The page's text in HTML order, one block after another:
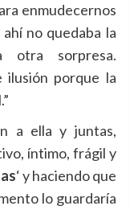
enmudecernos
ahí no quedaba la
otra sorpresa.
ilusión porque la
a ella y juntas,
íntimo, frágil y
‘ y haciendo que
lo guardaría